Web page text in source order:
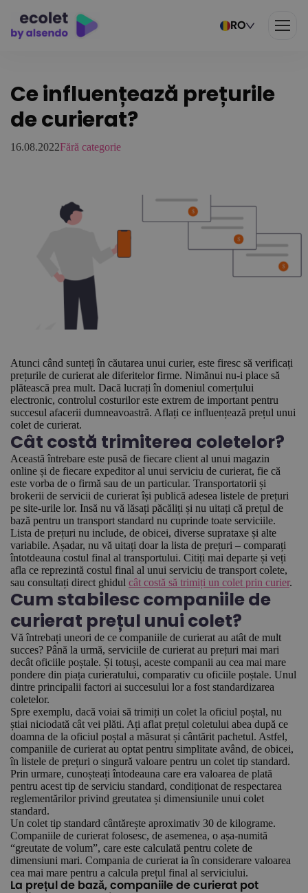
RO
Ce influențează prețurile
de curierat?
16.08.2022Fără categorie
Atunci când sunteți în căutarea unui curier, este firesc să verificați
prețurile de curierat ale diferitelor firme. Nimănui nu-i place să
plătească prea mult. Dacă lucrați în domeniul comerțului
electronic, controlul costurilor este extrem de important pentru
succesul afacerii dumneavoastră. Aflați ce influențează prețul unui
colet de curierat.
Cât costă trimiterea coletelor?
Această întrebare este pusă de fiecare client al unui magazin
online și de fiecare expeditor al unui serviciu de curierat, fie că
este vorba de o firmă sau de un particular. Transportatorii și
brokerii de servicii de curierat își publică adesea listele de prețuri
pe site-urile lor. Insă nu vă lăsați păcăliți și nu uitați că prețul de
bază pentru un transport standard nu cuprinde toate serviciile.
Lista de prețuri nu include, de obicei, diverse suprataxe și alte
variabile. Așadar, nu vă uitați doar la lista de prețuri – comparați
întotdeauna costul final al transportului. Citiți mai departe și veți
afla ce reprezintă costul final al unui serviciu de transport colete,
sau consultați direct ghidul cât costă să trimiți un colet prin curier.
Cum stabilesc companiile de
curierat prețul unui colet?
Vă întrebați uneori de ce companiile de curierat au atât de mult
succes? Până la urmă, serviciile de curierat au prețuri mai mari
decât oficiile poștale. Și totuși, aceste companii au cea mai mare
pondere din piața curieratului, comparativ cu oficiile poștale. Unul
dintre principalii factori ai succesului lor a fost standardizarea
coletelor.
Spre exemplu, dacă voiai să trimiți un colet la oficiul poștal, nu
știai niciodată cât vei plăti. Ați aflat prețul coletului abea după ce
doamna de la oficiul poștal a măsurat și cântărit pachetul. Astfel,
companiile de curierat au optat pentru simplitate având, de obicei,
în listele de prețuri o singură valoare pentru un colet tip standard.
Prin urmare, cunoșteați întodeauna care era valoarea de plată
pentru acest tip de serviciu standard, condiționat de respectarea
reglementărilor privind greutatea și dimensiunile unui colet
standard.
Un colet tip standard cântărește aproximativ 30 de kilograme.
Companiile de curierat folosesc, de asemenea, o așa-numită
“greutate de volum”, care este calculată pentru colete de
dimensiuni mari. Compania de curierat ia în considerare valoarea
cea mai mare pentru a calcula prețul final al serviciului.
La prețul de bază, companiile de curierat pot